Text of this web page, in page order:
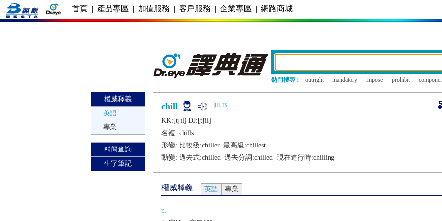
首頁 | 產品專區 | 加值服務 | 客戶服務 | 企業專區 | 網路商城
熱門搜尋： outright mandatory impose prohibit
權威釋義
英語
專業
精簡查詢
生字筆記
chill
KK:[tʃɪl] DJ:[tʃil]
名複: chills
形變: 比較級:chiller最高級:chillest
動變: 過去式:chilled 過去分詞:chilled 現在進行時:chilling
權威釋義 英語 專業
n.